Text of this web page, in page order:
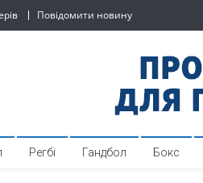
Повідомити новину
спортивний
Регбі Гандбол Бокс